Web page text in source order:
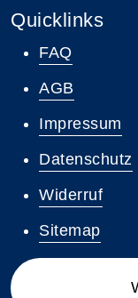
Quicklinks
FAQ
AGB
Impressum
Datenschutz
Widerruf
Sitemap